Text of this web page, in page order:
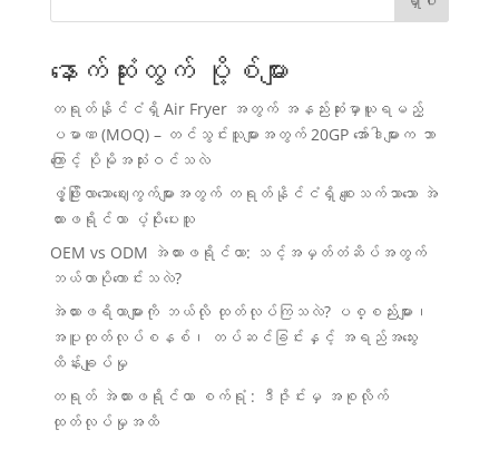
နောက်ဆုံးထွက် ပို့စ်များ
တရုတ်နိုင်ငံရှိ Air Fryer အတွက် အနည်းဆုံးမှာယူရမည့်
ပမာဏ (MOQ) – တင်သွင်းသူများအတွက် 20GP အော်ဒါများက ဘာ
ကြောင့် ပိုမိုအသုံးဝင်သလဲ
ဖွံ့ဖြိုးလာသောဈေးကွက်များအတွက် တရုတ်နိုင်ငံရှိ စျေးသက်သာသော အဲ
ယားဖရိုင်ယာ ပံ့ပိုးပေးသူ
OEM vs ODM အဲယားဖရိုင်ယာ: သင့်အမှတ်တံဆိပ်အတွက်
ဘယ်ဟာပိုကောင်းသလဲ?
အဲယားဖရိယာများကို ဘယ်လို ထုတ်လုပ်ကြသလဲ? ပစ္စည်းများ၊
အပူထုတ်လုပ်စနစ်၊ တပ်ဆင်ခြင်းနှင့် အရည်အသွေး
ထိန်းချုပ်မှု
တရုတ် အဲယားဖရိုင်ယာ စက်ရုံ : ဒီဇိုင်းမှ အစုလိုက်
ထုတ်လုပ်မှုအထိ